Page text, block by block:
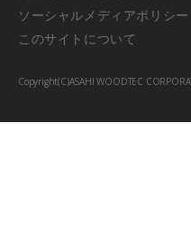
ソーシャルメディアポリシー
このサイトについて
Copyright(C)ASAHI WOODTEC